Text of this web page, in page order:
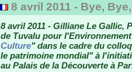
8 avril 2011 - Bye,
8 avril 2011 - Gilliane Le Gallic,
de Tuvalu pour
Culture" dans le cadre du
le patrimoine mondial" à
au Palais de la Découverte à